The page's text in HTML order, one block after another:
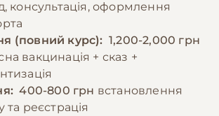
консультація, оформлення
(повний курс): 1,200-2,000 грн
вакцинація + сказ +
400-800 грн встановлення
та реєстрація